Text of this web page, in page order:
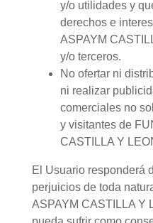
y/o utilidades y
derechos e
ASPAYM
y/o terceros.
No ofertar ni
ni realizar
comerciales no
y visitantes de
CASTILLA Y
El Usuario responderá
perjuicios de toda
ASPAYM CASTILLA Y